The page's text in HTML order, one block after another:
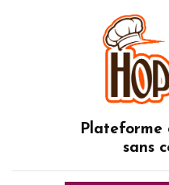
Plateforme
sans